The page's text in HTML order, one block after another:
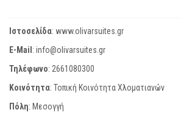
Ιστοσελίδα: www.olivarsuites.gr
E-Mail: info@olivarsuites.gr
Τηλέφωνο: 2661080300
Κοινότητα: Τοπική Κοινότητα Χλοματιανών
Πόλη: Μεσογγή